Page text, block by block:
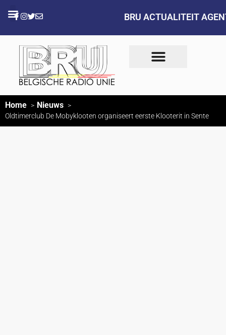
BRU ACTUALITEIT
Home Nieuws
Oldtimerclub De Mobyklooten organiseert eerste Klooterit in Sente